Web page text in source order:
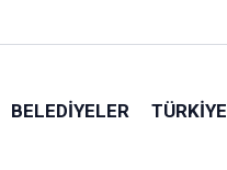
BELEDIYELER TÜRKIYE